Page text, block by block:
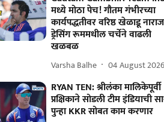
मध्ये मोठा पेच! गौतम गंभीरच्या
कार्यपद्धतीवर वरिष्ठ खेळाडू
ड्रेसिंग रूममधील चर्चेने वाढली
खळबळ
Varsha Balhe 04 August 2026
RYAN TEN: श्रीलंका मालिकेपूर्वी
प्रक्षिकाने सोडली टीम इंडियाची
पुन्हा KKR सोबत काम करणार